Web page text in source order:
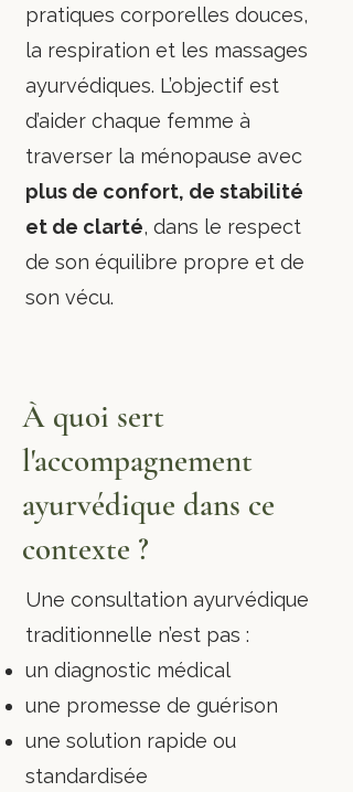
pratiques corporelles douces,
la respiration et les massages
ayurvédiques. L’objectif est
d’aider chaque femme à
traverser la ménopause avec
plus de confort, de stabilité
et de clarté, dans le respect
de son équilibre propre et de
son vécu.
À quoi sert
l'accompagnement
ayurvédique dans ce
contexte ?
Une consultation ayurvédique
traditionnelle n’est pas :
un diagnostic médical
une promesse de guérison
une solution rapide ou
standardisée